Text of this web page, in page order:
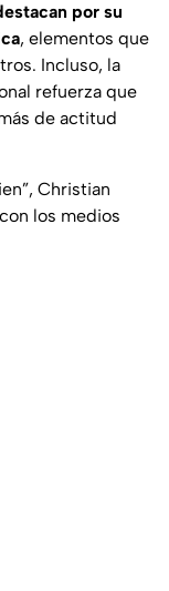
por su
, elementos que
Incluso, la
refuerza que
de actitud
Christian
los medios